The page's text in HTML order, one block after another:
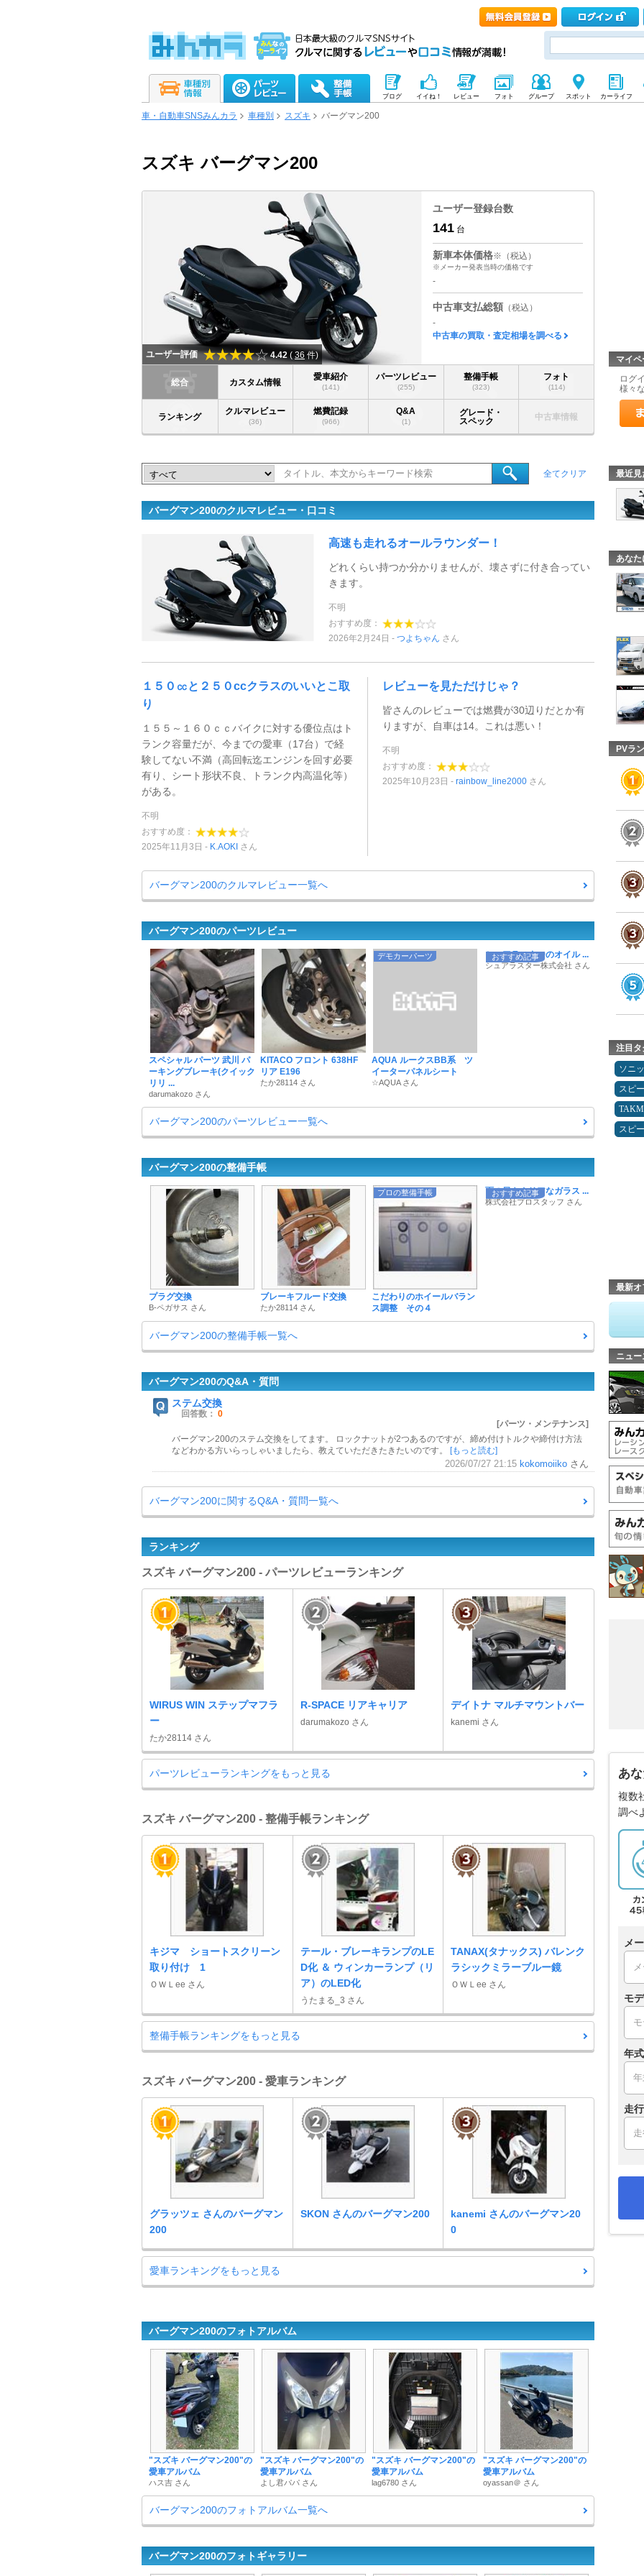
ブログ イイね！ レビュー フォト グループ スポット カーライフ
車・自動車SNSみんカラ 車種別 スズキ バーグマン200
スズキ バーグマン200
ユーザー評価 4.42 ( 36 件)
ユーザー登録台数
141 台
新車本体価格※（税込）
※メーカー発表当時の価格です
-
中古車支払総額 （税込）
-
中古車の買取・査定相場を調べる
総合 カスタム情報
愛車紹介
(141)
パーツレビュー
(255)
整備手帳
(323)
フォト
(114)
ランキング
クルマレビュー
(36)
燃費記録
(966)
Q&A
(1)
グレード・
スペック
中古車情報
全てクリア
バーグマン200のクルマレビュー・口コミ
高速も走れるオールラウンダー！
どれくらい持つか分かりませんが、壊さずに付き合ってい
きます。
不明
おすすめ度：
2026年2月24日
つよちゃん さん
１５０㏄と２５０ccクラスのいいとこ取
り
１５５～１６０ｃｃバイクに対する優位点はト
ランク容量だが、今までの愛車（17台）で経
験してない不満（高回転迄エンジンを回す必要
有り、シート形状不良、トランク内高温化等）
がある。
不明
おすすめ度：
2025年11月3日
K.AOKI さん
レビューを見ただけじゃ？
皆さんのレビューでは燃費が30辺りだとか有
りますが、自車は14。これは悪い！
不明
おすすめ度：
2025年10月23日
rainbow_line2000 さん
バーグマン200のクルマレビュー一覧へ
バーグマン200のパーツレビュー
スペシャル パーツ 武川 パ
ーキングブレーキ(クイック
リリ ...
darumakozo さん
KITACO フロント 638HF
リア E196
たか28114 さん
デモカーパーツ
AQUA ルークスBB系 ツ
イーターパネルシート
☆AQUA さん
おすすめ記事
シュアラスターのオイル ...
シュアラスター株式会社 さん
バーグマン200のパーツレビュー一覧へ
バーグマン200の整備手帳
プラグ交換
B-ペガサス さん
ブレーキフルード交換
たか28114 さん
プロの整備手帳
こだわりのホイールバラン
ス調整 その４
おすすめ記事
雨の日もクリアなガラス ...
株式会社プロスタッフ さん
バーグマン200の整備手帳一覧へ
バーグマン200のQ&A・質問
ステム交換
回答数： 0
[パーツ・メンテナンス]
バーグマン200のステム交換をしてます。 ロックナットが2つあるのですが、締め付けトルクや締付け方法
などわかる方いらっしゃいましたら、教えていただきたきたいのです。
[もっと読む]
2026/07/27 21:15 kokomoiiko さん
バーグマン200に関するQ&A・質問一覧へ
ランキング
スズキ バーグマン200 - パーツレビューランキング
WIRUS WIN ステップマフラ
ー
たか28114 さん
R-SPACE リアキャリア
darumakozo さん
デイトナ マルチマウントバー
kanemi さん
パーツレビューランキングをもっと見る
スズキ バーグマン200 - 整備手帳ランキング
キジマ ショートスクリーン
取り付け 1
ＯＷＬee さん
テール・ブレーキランプのLE
D化 ＆ ウィンカーランプ（リ
ア）のLED化
うたまる_3 さん
TANAX(タナックス) バレンク
ラシックミラーブルー鏡
ＯＷＬee さん
整備手帳ランキングをもっと見る
スズキ バーグマン200 - 愛車ランキング
グラッツェ さんのバーグマン
200
SKON さんのバーグマン200
kanemi さんのバーグマン20
0
愛車ランキングをもっと見る
バーグマン200のフォトアルバム
"スズキ バーグマン200"の
愛車アルバム
ハス吉 さん
"スズキ バーグマン200"の
愛車アルバム
よし君パパ さん
"スズキ バーグマン200"の
愛車アルバム
lag6780 さん
"スズキ バーグマン200"の
愛車アルバム
oyassan＠ さん
バーグマン200のフォトアルバム一覧へ
バーグマン200のフォトギャラリー
マイ
ログ
様々
最近見
あなた
PVラ
注目タ
ソニ
スピ
スピ
最新オ
ニュー
あ
複数
調べ
メ
モ
年式
走